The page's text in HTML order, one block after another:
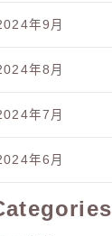
年9月
年8月
年7月
年6月